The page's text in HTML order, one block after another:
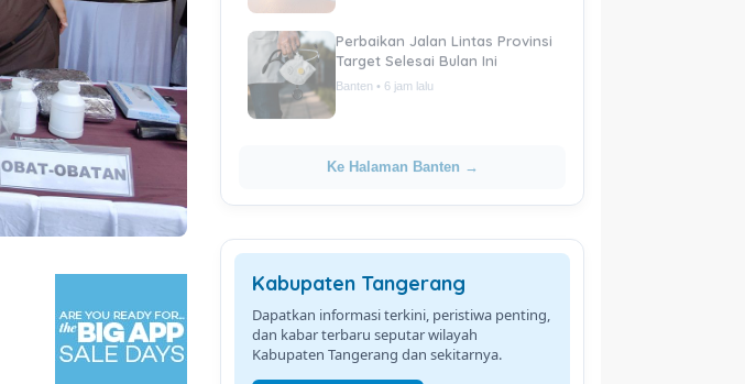
Perbaikan Jalan Lintas Provinsi
Target Selesai Bulan Ini
Banten • 6 jam lalu
Ke Halaman Banten →
Kabupaten Tangerang
Dapatkan informasi terkini, peristiwa penting,
dan kabar terbaru seputar wilayah
Kabupaten Tangerang dan sekitarnya.